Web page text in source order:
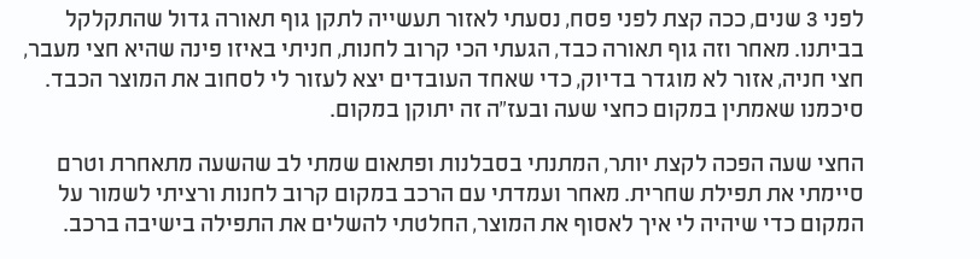
לפני 3 שנים, ככה קצת לפני פסח, נסעתי לאזור תעשייה לתקן גוף תאורה גדול שהתקלקל
בביתנו. מאחר וזה גוף תאורה כבד, הגעתי הכי קרוב לחנות, חניתי באיזו פינה שהיא חצי מעבר,
חצי חניה, אזור לא מוגדר בדיוק, כדי שאחד העובדים יצא לעזור לי לסחוב את המוצר הכבד.
סיכמנו שאמתין במקום כחצי שעה ובעז"ה זה יתוקן במקום.
החצי שעה הפכה לקצת יותר, המתנתי בסבלנות ופתאום שמתי לב שהשעה מתאחרת וטרם
סיימתי את תפילת שחרית. מאחר ועמדתי עם הרכב במקום קרוב לחנות ורציתי לשמור על
המקום כדי שיהיה לי איך לאסוף את המוצר, החלטתי להשלים את התפילה בישיבה ברכב.